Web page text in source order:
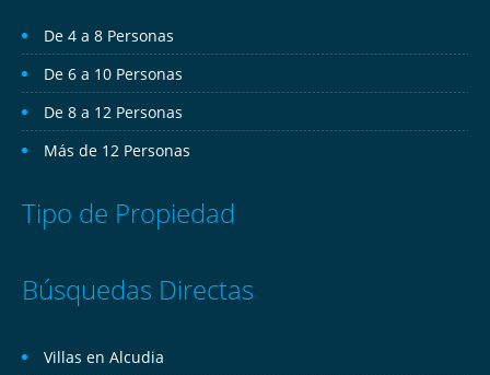
De 4 a 8 Personas
De 6 a 10 Personas
De 8 a 12 Personas
Más de 12 Personas
Tipo de Propiedad
Búsquedas Directas
Villas en Alcudia